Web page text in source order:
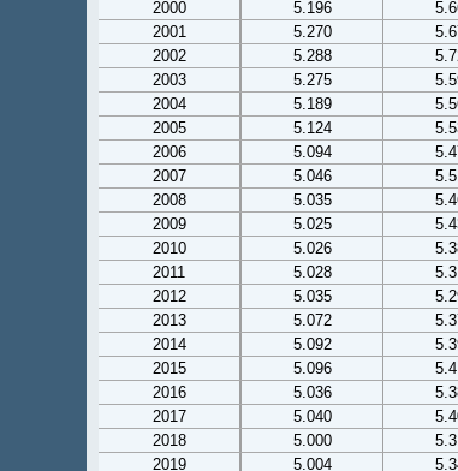
2000
5.196
2001
5.270
2002
5.288
2003
5.275
2004
5.189
2005
5.124
2006
5.094
2007
5.046
2008
5.035
2009
5.025
2010
5.026
2011
5.028
2012
5.035
2013
5.072
2014
5.092
2015
5.096
2016
5.036
2017
5.040
2018
5.000
2019
5.004